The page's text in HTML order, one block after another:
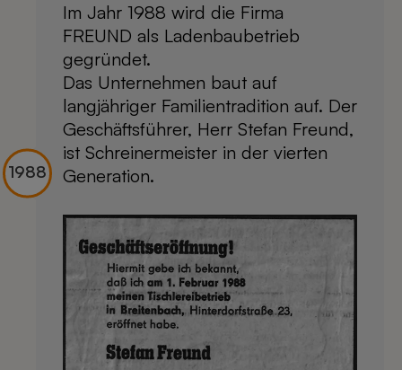
Im Jahr 1988 wird die Firma
FREUND als Ladenbaubetrieb
gegründet.
Das Unternehmen baut auf
langjähriger Familientradition auf. Der
Geschäftsführer, Herr Stefan Freund,
ist Schreinermeister in der vierten
Generation.